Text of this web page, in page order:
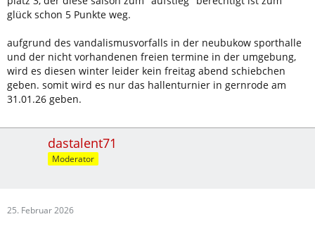
glück schon 5 Punkte weg.
aufgrund des vandalismusvorfalls in der neubukow sporthalle
und der nicht vorhandenen freien termine in der umgebung,
wird es diesen winter leider kein freitag abend schiebchen
geben. somit wird es nur das hallenturnier in gernrode am
31.01.26 geben.
dastalent71
Moderator
25. Februar 2026